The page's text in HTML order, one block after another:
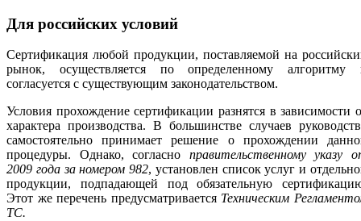
Для российских условий
Сертификация любой продукции, поставляемой на
рынок, осуществляется по определенному алгоритму
согласуется с существующим законодательством.
Условия прохождение сертификации разнятся в зависимости
характера производства. В большинстве случаев
самостоятельно принимает решение о прохождении
процедуры. Однако, согласно правительственному указу
2009 года за номером 982, установлен список услуг и
продукции, подпадающей под обязательную
Этот же перечень предусматривается Техническим
ТС.